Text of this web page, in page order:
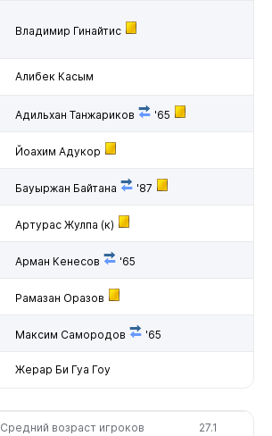
Владимир Гинайтис
Алибек Касым
Адильхан Танжариков '65
Йоахим Адукор
Бауыржан Байтана '87
Артурас Жулпа (к)
Арман Кенесов '65
Рамазан Оразов
Максим Самородов '65
Жерар Би Гуа Гоу
Средний возраст игроков 27.1